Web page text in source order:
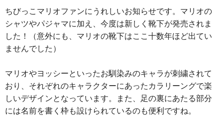
ちびっこマリオファンにうれしいお知らせです。マリオの
シャツやパジャマに加え、今度は新しく靴下が発売されま
した！（意外にも、マリオの靴下はここ十数年ほど出てい
ませんでした）
マリオやヨッシーといったお馴染みのキャラが刺繍されて
おり、それぞれのキャラクターにあったカラリーングで楽
しいデザインとなっています。また、足の裏にあたる部分
には名前を書く枠も設けられているのも便利ですね。